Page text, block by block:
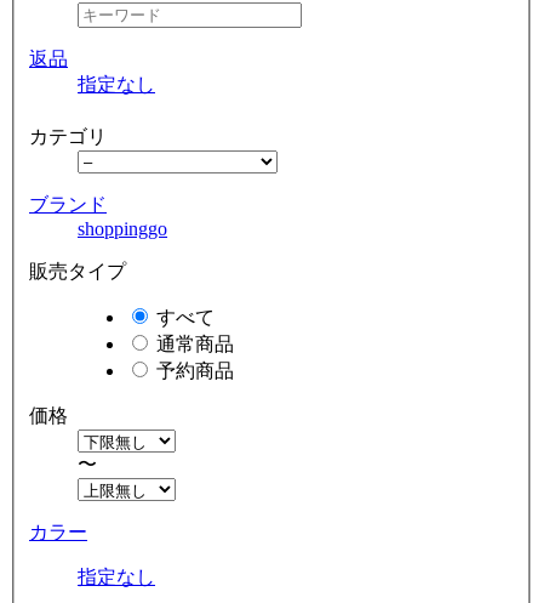
返品
指定なし
カテゴリ
ブランド
shoppinggo
販売タイプ
すべて
通常商品
予約商品
価格
〜
カラー
指定なし